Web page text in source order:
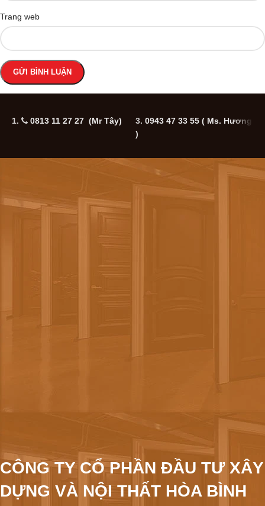
Trang web
1. 0813 11 27 27 (Mr Tây) 3. 0943 47 33 55 ( Ms. Hương
)
CÔNG TY CỔ PHẦN ĐẦU TƯ XÂY
DỰNG VÀ NỘI THẤT HÒA BÌNH